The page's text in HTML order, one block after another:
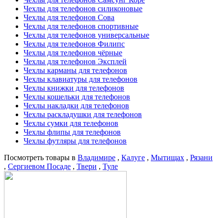
Чехлы для телефонов силиконовые
Чехлы для телефонов Сова
Чехлы для телефонов спортивные
Чехлы для телефонов универсальные
Чехлы для телефонов Филипс
Чехлы для телефонов чёрные
Чехлы для телефонов Эксплей
Чехлы карманы для телефонов
Чехлы клавиатуры для телефонов
Чехлы книжки для телефонов
Чехлы кошельки для телефонов
Чехлы накладки для телефонов
Чехлы раскладушки для телефонов
Чехлы сумки для телефонов
Чехлы флипы для телефонов
Чехлы футляры для телефонов
Посмотреть товары в Владимире , Калуге , Мытищах , Рязани
, Сергиевом Посаде , Твери , Туле